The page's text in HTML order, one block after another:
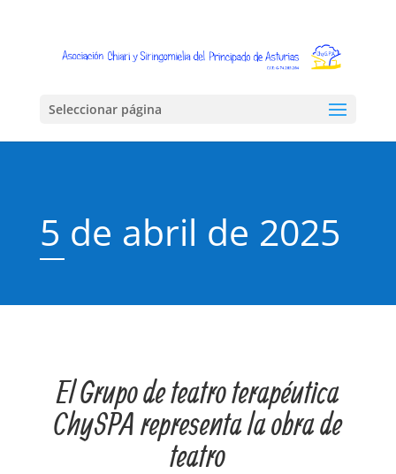
Seleccionar página
5 de abril de 2025
El Grupo de teatro terapéutica
ChySPA representa la obra de
teatro